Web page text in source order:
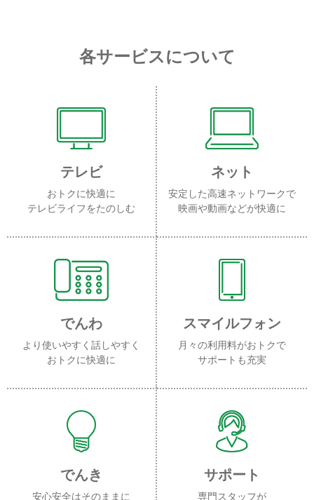
各サービスについて
テレビ
おトクに快適に
テレビライフをたのしむ
ネット
安定した高速ネットワークで
映画や動画などが快適に
でんわ
より使いやすく話しやすく
おトクに快適に
スマイルフォン
月々の利用料がおトクで
サポートも充実
でんき
安心安全はそのままに
サポート
専門スタッフが